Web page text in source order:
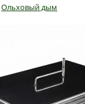
Ольховый дым